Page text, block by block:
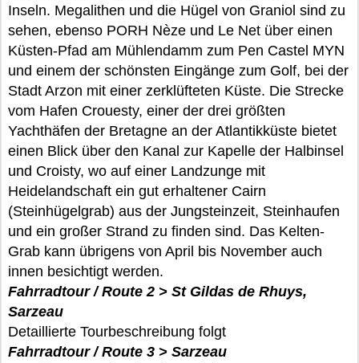
Inseln. Megalithen und die Hügel von Graniol sind zu
sehen, ebenso PORH Nèze und Le Net über einen
Küsten-Pfad am Mühlendamm zum Pen Castel MYN
und einem der schönsten Eingänge zum Golf, bei der
Stadt Arzon mit einer zerklüfteten Küste. Die Strecke
vom Hafen Crouesty, einer der drei größten
Yachthäfen der Bretagne an der Atlantikküste bietet
einen Blick über den Kanal zur Kapelle der Halbinsel
und Croisty, wo auf einer Landzunge mit
Heidelandschaft ein gut erhaltener Cairn
(Steinhügelgrab) aus der Jungsteinzeit, Steinhaufen
und ein großer Strand zu finden sind. Das Kelten-
Grab kann übrigens von April bis November auch
innen besichtigt werden.
Fahrradtour / Route 2 > St Gildas de Rhuys,
Sarzeau
Detaillierte Tourbeschreibung folgt
Fahrradtour / Route 3 > Sarzeau